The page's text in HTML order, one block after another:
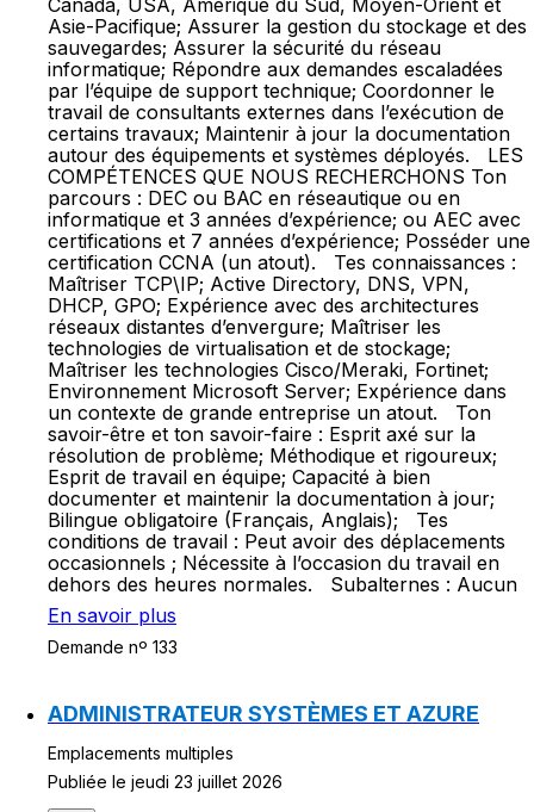
Canada, USA, Amérique du Sud, Moyen-Orient et
Asie-Pacifique; Assurer la gestion du stockage et des
sauvegardes; Assurer la sécurité du réseau
informatique; Répondre aux demandes escaladées
par l’équipe de support technique; Coordonner le
travail de consultants externes dans l’exécution de
certains travaux; Maintenir à jour la documentation
autour des équipements et systèmes déployés. LES
COMPÉTENCES QUE NOUS RECHERCHONS Ton
parcours : DEC ou BAC en réseautique ou en
informatique et 3 années d’expérience; ou AEC avec
certifications et 7 années d’expérience; Posséder une
certification CCNA (un atout). Tes connaissances :
Maîtriser TCP\IP; Active Directory, DNS, VPN,
DHCP, GPO; Expérience avec des architectures
réseaux distantes d’envergure; Maîtriser les
technologies de virtualisation et de stockage;
Maîtriser les technologies Cisco/Meraki, Fortinet;
Environnement Microsoft Server; Expérience dans
un contexte de grande entreprise un atout. Ton
savoir-être et ton savoir-faire : Esprit axé sur la
résolution de problème; Méthodique et rigoureux;
Esprit de travail en équipe; Capacité à bien
documenter et maintenir la documentation à jour;
Bilingue obligatoire (Français, Anglais); Tes
conditions de travail : Peut avoir des déplacements
occasionnels ; Nécessite à l’occasion du travail en
dehors des heures normales. Subalternes : Aucun
En savoir plus
Demande nº 133
ADMINISTRATEUR SYSTÈMES ET AZURE
Emplacements multiples
Publiée le jeudi 23 juillet 2026